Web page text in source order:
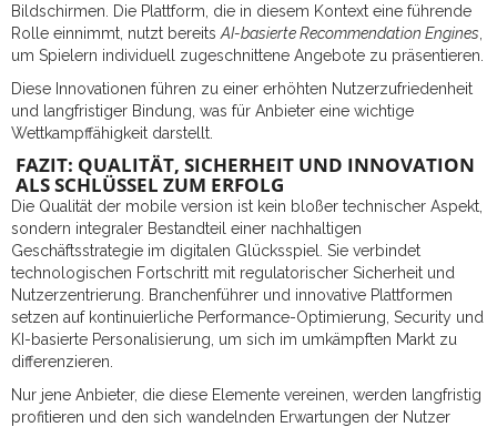
Bildschirmen. Die Plattform, die in diesem Kontext eine führende
Rolle einnimmt, nutzt bereits AI-basierte Recommendation Engines
um Spielern individuell zugeschnittene Angebote zu präsentieren.
Diese Innovationen führen zu einer erhöhten Nutzerzufriedenheit
und langfristiger Bindung, was für Anbieter eine wichtige
Wettkampffähigkeit darstellt.
FAZIT: QUALITÄT, SICHERHEIT UND INNOVATION
ALS SCHLÜSSEL ZUM ERFOLG
Die Qualität der mobile version ist kein bloßer technischer Aspekt,
sondern integraler Bestandteil einer nachhaltigen
Geschäftsstrategie im digitalen Glücksspiel. Sie verbindet
technologischen Fortschritt mit regulatorischer Sicherheit und
Nutzerzentrierung. Branchenführer und innovative Plattformen
setzen auf kontinuierliche Performance-Optimierung, Security und
KI-basierte Personalisierung, um sich im umkämpften Markt zu
differenzieren.
Nur jene Anbieter, die diese Elemente vereinen, werden langfristig
profitieren und den sich wandelnden Erwartungen der Nutzer